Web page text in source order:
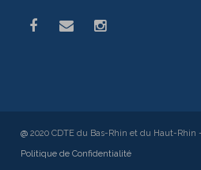
@ 2020 CDTE du Bas-Rhin et du Haut-Rhin
Politique de Confidentialité